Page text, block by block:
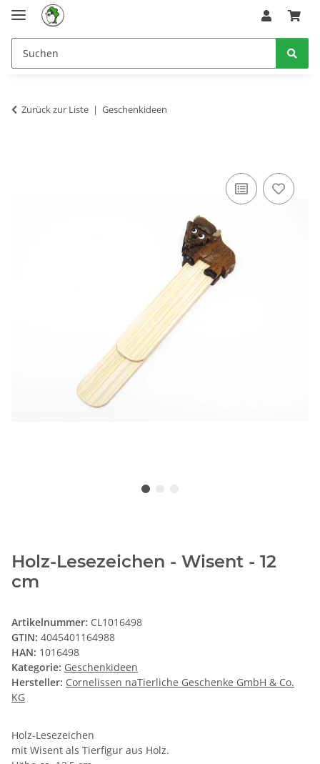
Zurück zur Liste Geschenkideen
Holz-Lesezeichen - Wisent - 12
cm
Artikelnummer: CL1016498
GTIN: 4045401164988
HAN: 1016498
Kategorie: Geschenkideen
Hersteller: Cornelissen naTierliche Geschenke GmbH & Co.
KG
Holz-Lesezeichen
mit Wisent als Tierfigur aus Holz.